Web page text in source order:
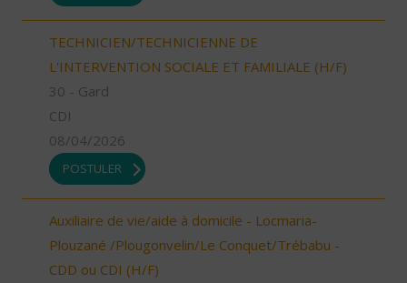
TECHNICIEN/TECHNICIENNE DE
L'INTERVENTION SOCIALE ET FAMILIALE (H/F)
30 - Gard
CDI
08/04/2026
POSTULER
Auxiliaire de vie/aide à domicile - Locmaria-
Plouzané /Plougonvelin/Le Conquet/Trébabu -
CDD ou CDI (H/F)